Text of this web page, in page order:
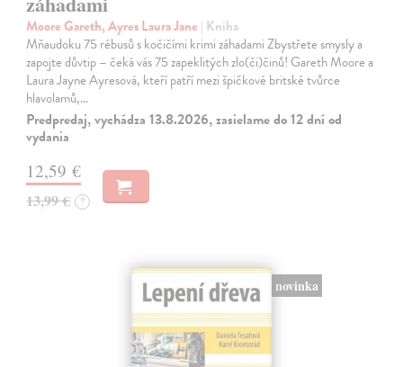
Moore Gareth, Ayres Laura Jane | Kniha
Mňaudoku 75 rébusů s kočičími krimi záhadami Zbystřete smysly a
zapojte důvtip – čeká vás 75 zapeklitých zlo(či)činů! Gareth Moore a
Laura Jayne Ayresová, kteří patří mezi špičkové britské tvůrce
hlavolamů,…
Predpredaj, vychádza 13.8.2026, zasielame do 12 dní od
vydania
12,59 €
13,99 € ?
novinka